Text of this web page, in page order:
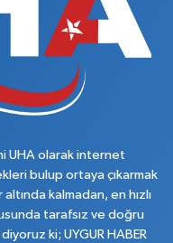
UHA olarak internet
bulup ortaya çıkarmak
kalmadan, en hızlı
tarafsız ve doğru
ki; UYGUR HABER